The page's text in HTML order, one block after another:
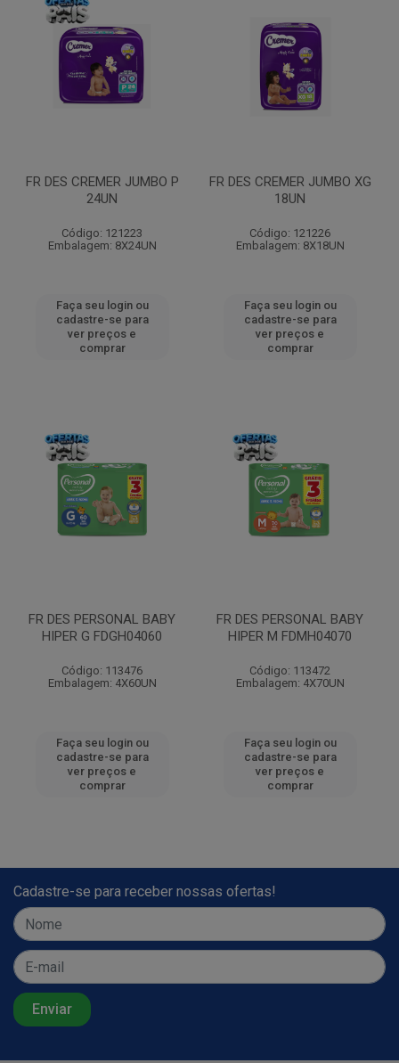
FR DES CREMER JUMBO P
24UN
Código: 121223
Embalagem: 8X24UN
Faça seu login ou
cadastre-se para
ver preços e
comprar
FR DES CREMER JUMBO XG
18UN
Código: 121226
Embalagem: 8X18UN
Faça seu login ou
cadastre-se para
ver preços e
comprar
FR DES PERSONAL BABY
HIPER G FDGH04060
Código: 113476
Embalagem: 4X60UN
Faça seu login ou
cadastre-se para
ver preços e
comprar
FR DES PERSONAL BABY
HIPER M FDMH04070
Código: 113472
Embalagem: 4X70UN
Faça seu login ou
cadastre-se para
ver preços e
comprar
Cadastre-se para receber nossas ofertas!